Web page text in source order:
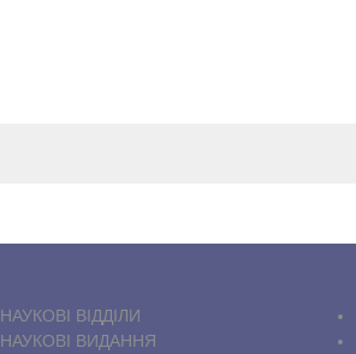
НАУКОВІ ВІДДІЛИ
НАУКОВІ ВИДАННЯ